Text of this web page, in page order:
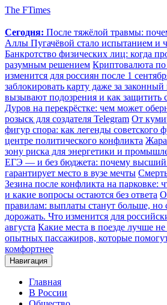
The FTimes
Сегодня: После тяжёлой травмы:
Аллы Пугачёвой стало испытанием и
Банкротство физических лиц: когда
разумным решением Криптовалюта
изменится для россиян после 1
заблокировать карту даже за
вызывают подозрения и как защитить
Дуров на перекрёстке: чем может
розыск для создателя Telegram От
фигур спора: как легенды советского
центре политического конфликта
зону риска для энергетики и
ЕГЭ — и без бюджета: почему высший
гарантирует место в вузе мечты
Зезина после конфликта на парковке:
и какие вопросы остаются без ответа
правилам: выплаты станут больше, но
дорожать. Что изменится для
августа Какие места в поезде лучше
опытных пассажиров, которые
комфортнее
Навигация
Главная
В России